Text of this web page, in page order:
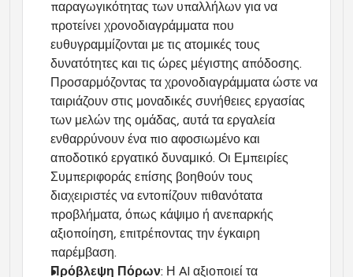
παραγωγικότητας των υπαλλήλων για να
προτείνει χρονοδιαγράμματα που
ευθυγραμμίζονται με τις ατομικές τους
δυνατότητες και τις ώρες μέγιστης απόδοσης.
Προσαρμόζοντας τα χρονοδιαγράμματα ώστε να
ταιριάζουν στις μοναδικές συνήθειες εργασίας
των μελών της ομάδας, αυτά τα εργαλεία
ενθαρρύνουν ένα πιο αφοσιωμένο και
αποδοτικό εργατικό δυναμικό. Οι Εμπειρίες
Συμπεριφοράς επίσης βοηθούν τους
διαχειριστές να εντοπίζουν πιθανότατα
προβλήματα, όπως κάψιμο ή ανεπαρκής
αξιοποίηση, επιτρέποντας την έγκαιρη
παρέμβαση.
Πρόβλεψη Πόρων: Η AI αξιοποιεί τα